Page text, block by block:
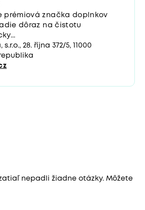
prémiová značka doplnkov
dôraz na čistotu
28. října 372/5, 11000
nepadli žiadne otázky. Môžete